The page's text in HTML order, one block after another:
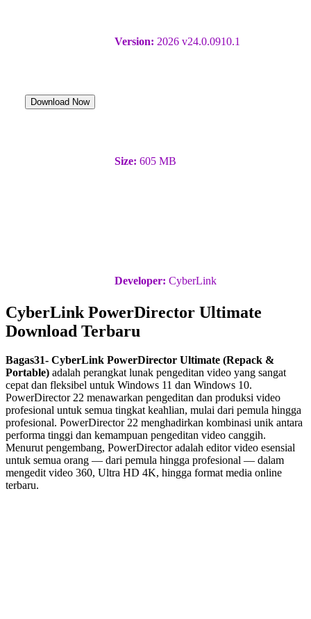
Download Now
Version: 2026 v24.0.0910.1
Size: 605 MB
Developer: CyberLink
CyberLink PowerDirector Ultimate
Download Terbaru
Bagas31- CyberLink PowerDirector Ultimate (Repack &
Portable) adalah perangkat lunak pengeditan video yang sangat
cepat dan fleksibel untuk Windows 11 dan Windows 10.
PowerDirector 22 menawarkan pengeditan dan produksi video
profesional untuk semua tingkat keahlian, mulai dari pemula hingga
profesional. PowerDirector 22 menghadirkan kombinasi unik antara
performa tinggi dan kemampuan pengeditan video canggih.
Menurut pengembang, PowerDirector adalah editor video esensial
untuk semua orang — dari pemula hingga profesional — dalam
mengedit video 360, Ultra HD 4K, hingga format media online
terbaru.